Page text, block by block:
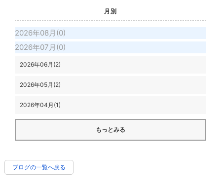
月別
2026年08月(0)
2026年07月(0)
2026年06月(2)
2026年05月(2)
2026年04月(1)
もっとみる
ブログの一覧へ戻る